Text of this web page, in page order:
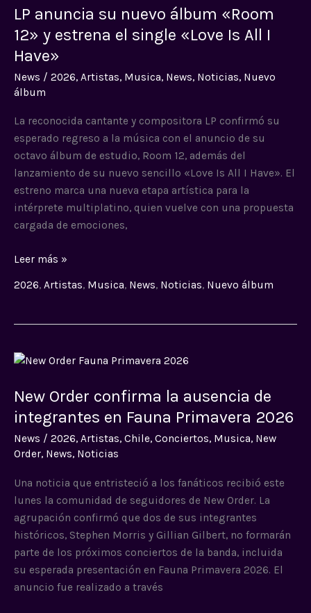
LP anuncia su nuevo álbum «Room
12» y estrena el single «Love Is All I
Have»
News / 2026, Artistas, Musica, News, Noticias, Nuevo
álbum
La reconocida cantante y compositora LP confirmó su
esperado regreso a la música con el anuncio de su
octavo álbum de estudio, Room 12, además del
lanzamiento de su nuevo sencillo «Love Is All I Have». El
estreno marca una nueva etapa artística para la
intérprete multiplatino, quien vuelve con una propuesta
cargada de emociones,
su
nuevo
álbum
«Room
12»
y
estrena
el
single
«Love
Is
All
I
Leer más »
2026, Artistas, Musica, News, Noticias, Nuevo álbum
New Order confirma la ausencia de
integrantes en Fauna Primavera 2026
News / 2026, Artistas, Chile, Conciertos, Musica, New
Order, News, Noticias
Una noticia que entristeció a los fanáticos recibió este
lunes la comunidad de seguidores de New Order. La
agrupación confirmó que dos de sus integrantes
históricos, Stephen Morris y Gillian Gilbert, no formarán
parte de los próximos conciertos de la banda, incluida
su esperada presentación en Fauna Primavera 2026. El
anuncio fue realizado a través
New
confirma
la
ausencia
de
en
Fauna
Primavera
2026